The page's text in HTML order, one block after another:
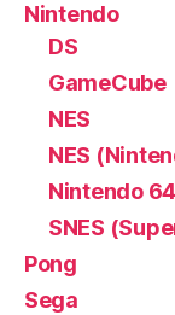
Nintendo
DS
GameCube
NES
NES
Nintendo 64
SNES
Pong
Sega